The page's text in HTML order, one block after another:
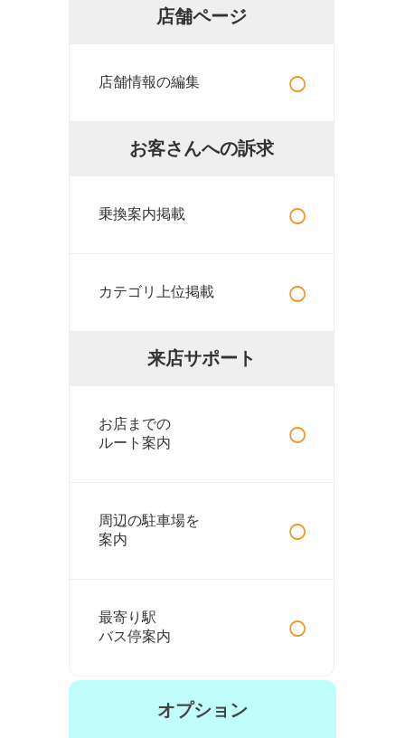
店舗ページ
店舗情報の編集 ○
お客さんへの訴求
乗換案内掲載 ○
カテゴリ上位掲載 ○
来店サポート
お店までの
ルート案内
○
周辺の駐車場を
案内
○
最寄り駅
バス停案内
○
オプション